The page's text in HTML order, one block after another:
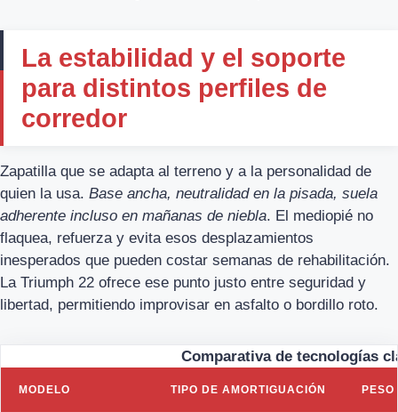
La estabilidad y el soporte
para distintos perfiles de
corredor
Zapatilla que se adapta al terreno y a la personalidad de
quien la usa. Base ancha, neutralidad en la pisada, suela
adherente incluso en mañanas de niebla. El mediopié no
flaquea, refuerza y evita esos desplazamientos
inesperados que pueden costar semanas de rehabilitación.
La Triumph 22 ofrece ese punto justo entre seguridad y
libertad, permitiendo improvisar en asfalto o bordillo roto.
Comparativa de tecnologías
MODELO TIPO DE AMORTIGUACIÓN